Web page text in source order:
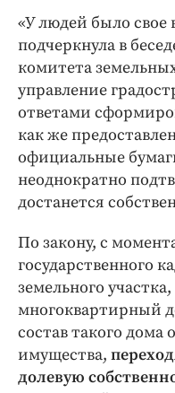
«У людей было свое
подчеркнула в
комитета
управление
ответами
как же
официальные
неоднократно
достанется
По закону, с
государственного
земельного
многоквартирный
состав такого
имущества,
долевую